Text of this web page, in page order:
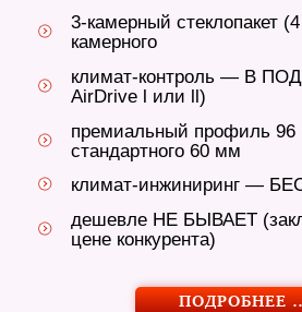
3-камерный стеклопакет
камерного
климат-контроль — В
AirDrive l или ll)
премиальный профиль 96
стандартного 60 мм
климат-инжиниринг —
дешевле НЕ БЫВАЕТ
цене конкурента)
ПОДРОБНЕЕ